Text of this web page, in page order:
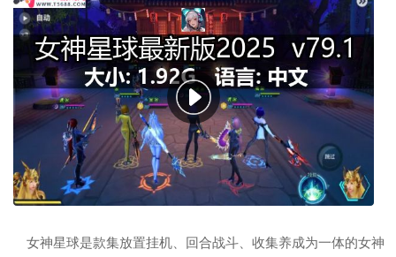
女神星球是款集放置挂机、回合战斗、收集养成为一体的女神